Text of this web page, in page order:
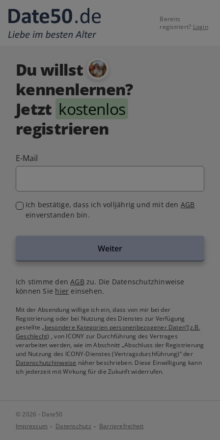
Bereits
registriert? Login
Du willst
kennenlernen?
Jetzt kostenlos
registrieren
E-Mail
Ich bestätige, dass ich volljährig und mit den AGB
einverstanden bin.
Weiter
Ich stimme denAGB zu. Die Datenschutzhinweise
können Sie hier einsehen.
Mit der Absendung willige ich ein, dass von mir bei der
Registrierung oder bei Nutzung des Dienstes zur Verfügung
gestellte„besondere Kategorien personenbezogener Daten“(z.B.
Geschlecht) , von ICONY zur Durchführung des Vertrages
verarbeitet werden, wie im Abschnitt „Abschluss der Registrierung
und Nutzung des ICONY-Dienstes (Vertragsdurchführung)“ der
Datenschutzhinweise näher beschrieben. Diese Einwilligung kann
ich jederzeit mit Wirkung für die Zukunft widerrufen.
© 2026 - Date50
Impressum
Datenschutz Barrierefreiheit